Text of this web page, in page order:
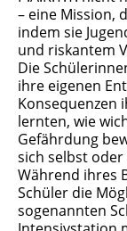
– eine Mission,
indem sie
und riskantem
Die
ihre eigenen
Konsequenzen
lernten, wie
Gefährdung
sich selbst
Während ihres
Schüler die
sogenannten